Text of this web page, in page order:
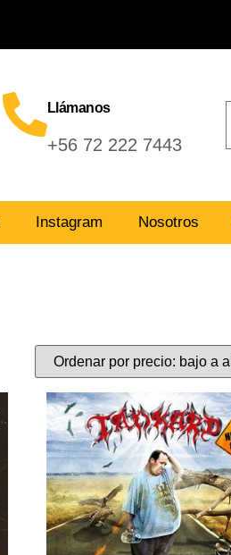
Llámanos
+56 72 222 7443
Instagram Nosotros